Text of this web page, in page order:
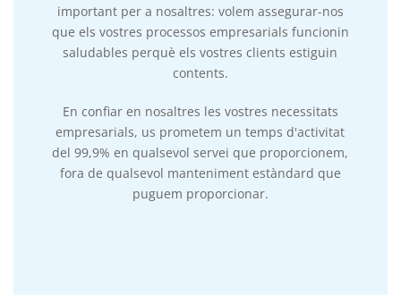
important per a nosaltres: volem assegurar-nos
que els vostres processos empresarials funcionin
saludables perquè els vostres clients estiguin
contents.
En confiar en nosaltres les vostres necessitats
empresarials, us prometem un temps d'activitat
del 99,9% en qualsevol servei que proporcionem,
fora de qualsevol manteniment estàndard que
puguem proporcionar.